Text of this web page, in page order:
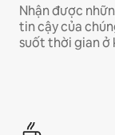
Nhận được
tin cậy của
suốt thời gian ở